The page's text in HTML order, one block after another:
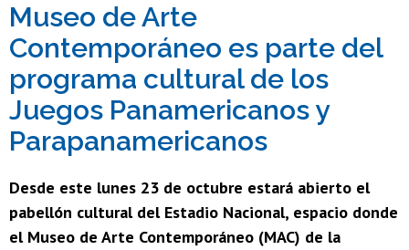
Funcionarias/os
Egresadas/os
Museo de Arte
Contemporáneo es parte del
programa cultural de los
Juegos Panamericanos y
Parapanamericanos
Desde este lunes 23 de octubre estará abierto el
pabellón cultural del Estadio Nacional, espacio donde
el Museo de Arte Contemporáneo (MAC) de la